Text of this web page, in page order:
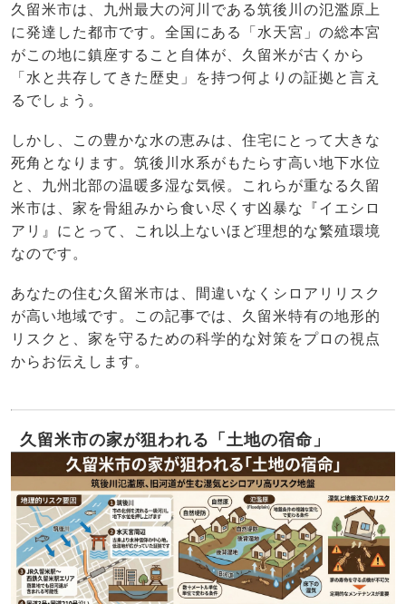
久留米市は、九州最大の河川である筑後川の氾濫原上
に発達した都市です。全国にある「水天宮」の総本宮
がこの地に鎮座すること自体が、久留米が古くから
「水と共存してきた歴史」を持つ何よりの証拠と言え
るでしょう。
しかし、この豊かな水の恵みは、住宅にとって大きな
死角となります。筑後川水系がもたらす高い地下水位
と、九州北部の温暖多湿な気候。これらが重なる久留
米市は、家を骨組みから食い尽くす凶暴な『イエシロ
アリ』にとって、これ以上ないほど理想的な繁殖環境
なのです。
あなたの住む久留米市は、間違いなくシロアリリスク
が高い地域です。この記事では、久留米特有の地形的
リスクと、家を守るための科学的な対策をプロの視点
からお伝えします。
久留米市の家が狙われる「土地の宿命」